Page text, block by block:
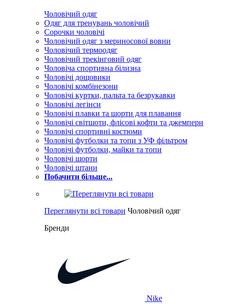
Чоловічий одяг
Одяг для тренувань чоловічий
Сорочки чоловічі
Чоловічий одяг з мериносової вовни
Чоловічий термоодяг
Чоловічий трекінговий одяг
Чоловіча спортивна білизна
Чоловічі дощовики
Чоловічі комбінезони
Чоловічі куртки, пальта та безрукавки
Чоловічі легінси
Чоловічі плавки та шорти для плавання
Чоловічі світшоти, флісові кофти та джемпери
Чоловічі спортивні костюми
Чоловічі футболки та топи з УФ фільтром
Чоловічі футболки, майки та топи
Чоловічі шорти
Чоловічі штани
Побачити більше...
Переглянути всі товари Чоловічий одяг
Бренди
Nike